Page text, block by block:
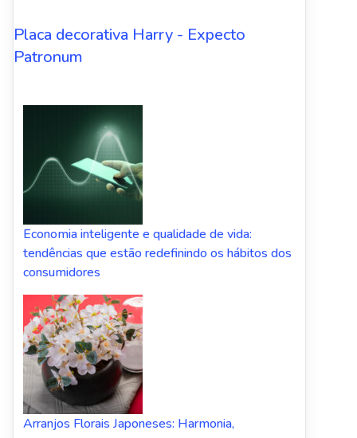
Placa decorativa Harry - Expecto
Patronum
Economia inteligente e qualidade de vida:
tendências que estão redefinindo os hábitos dos
consumidores
Arranjos Florais Japoneses: Harmonia,